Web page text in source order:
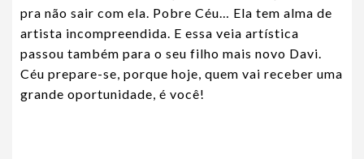
pra não sair com ela. Pobre Céu… Ela tem alma de
artista incompreendida. E essa veia artística
passou também para o seu filho mais novo Davi.
Céu prepare-se, porque hoje, quem vai receber uma
grande oportunidade, é você!